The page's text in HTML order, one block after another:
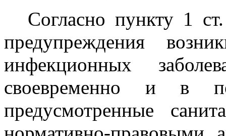
Согласно пункту 1
предупреждения
инфекционных
своевременно и в
предусмотренные